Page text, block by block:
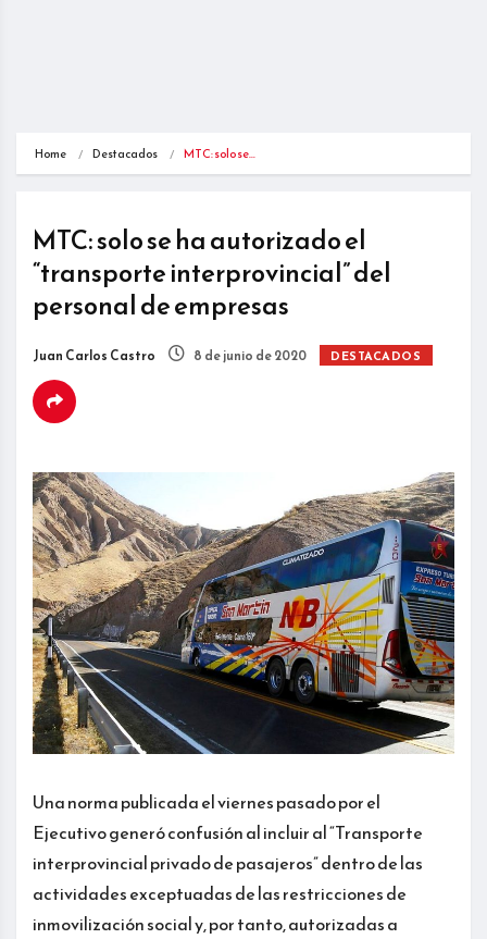
Home Destacados MTC: solo se…
MTC: solo se ha autorizado el
“transporte interprovincial” del
personal de empresas
Juan Carlos Castro 8 de junio de 2020 DESTACADOS
Una norma publicada el viernes pasado por el
Ejecutivo generó confusión al incluir al “Transporte
interprovincial privado de pasajeros” dentro de las
actividades exceptuadas de las restricciones de
inmovilización social y, por tanto, autorizadas a